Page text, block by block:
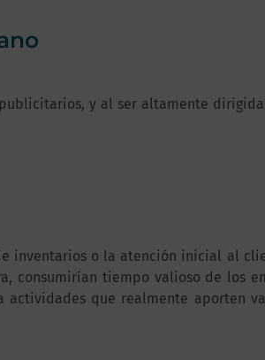
y al ser altamente
inventarios o la atención inicial al
consumirían tiempo valioso de los
actividades que realmente aporten